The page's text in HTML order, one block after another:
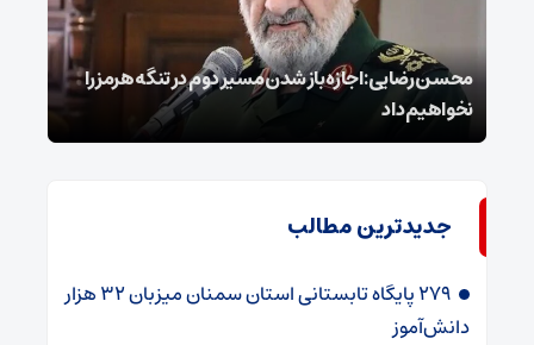
محسن رضایی: اجازه باز شدن مسیر دوم در تنگه هرمز را
نخواهیم داد
جدیدترین مطالب
۲۷۹ پایگاه تابستانی استان سمنان میزبان ۳۲ هزار
دانش‌آموز